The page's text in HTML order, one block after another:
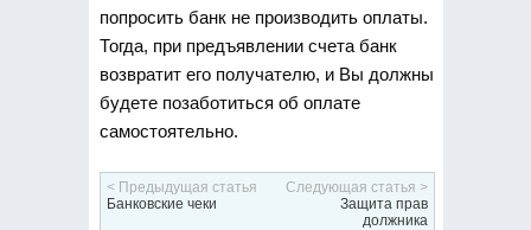
попросить банк не производить оплаты.
Тогда, при предъявлении счета банк
возвратит его получателю, и Вы должны
будете позаботиться об оплате
самостоятельно.
< Предыдущая статья
Банковские чеки
Следующая статья >
Защита прав
должника